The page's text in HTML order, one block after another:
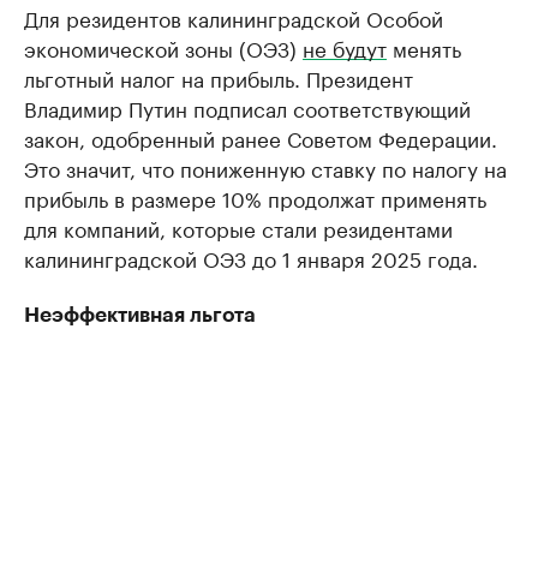
Для резидентов калининградской Особой
экономической зоны (ОЭЗ) не будут менять
льготный налог на прибыль. Президент
Владимир Путин подписал соответствующий
закон, одобренный ранее Советом Федерации.
Это значит, что пониженную ставку по налогу на
прибыль в размере 10% продолжат применять
для компаний, которые стали резидентами
калининградской ОЭЗ до 1 января 2025 года.
Неэффективная льгота